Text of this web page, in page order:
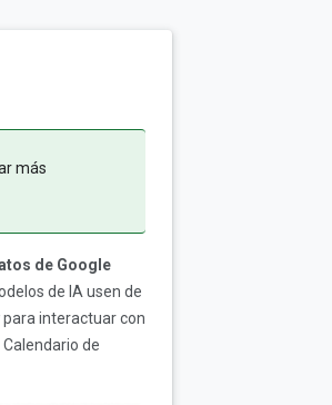
más
de Google
de IA usen de
para interactuar con
de